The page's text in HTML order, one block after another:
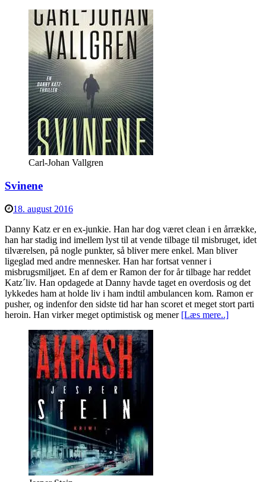
Carl-Johan Vallgren
Svinene
18. august 2016
Danny Katz er en ex-junkie. Han har dog været clean i en årrække,
han har stadig ind imellem lyst til at vende tilbage til misbruget, idet
tilværelsen, på nogle punkter, så bliver mere enkel. Man bliver
ligeglad med andre mennesker. Han har fortsat venner i
misbrugsmiljøet. En af dem er Ramon der for år tilbage har reddet
Katz´liv. Han opdagede at Danny havde taget en overdosis og det
lykkedes ham at holde liv i ham indtil ambulancen kom. Ramon er
pusher, og indenfor den sidste tid har han scoret et meget stort parti
heroin. Han virker meget optimistisk og mener [Læs mere..]